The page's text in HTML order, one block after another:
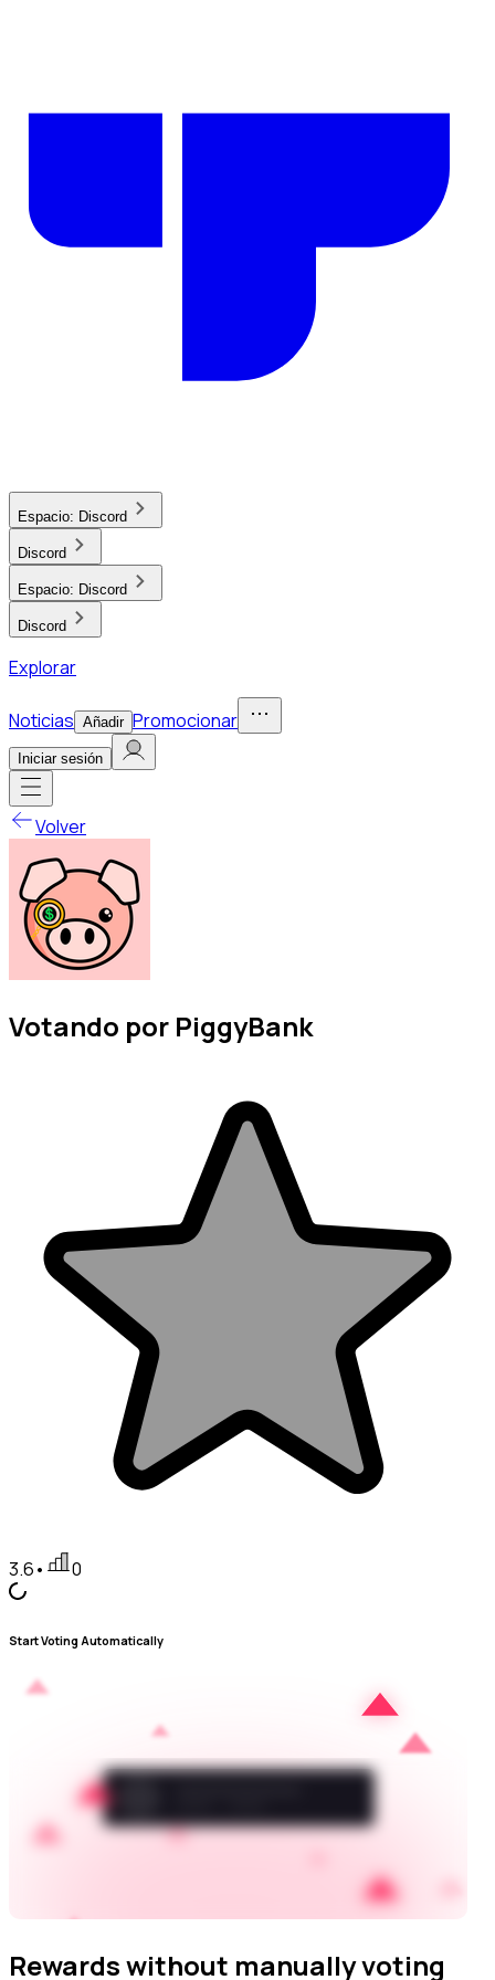
Espacio: Discord
Discord
Espacio: Discord
Discord
Explorar
Noticias Añadir Promocionar
Iniciar sesión
Volver
Votando por PiggyBank
3.6• 0
Start Voting Automatically
Rewards without manually voting